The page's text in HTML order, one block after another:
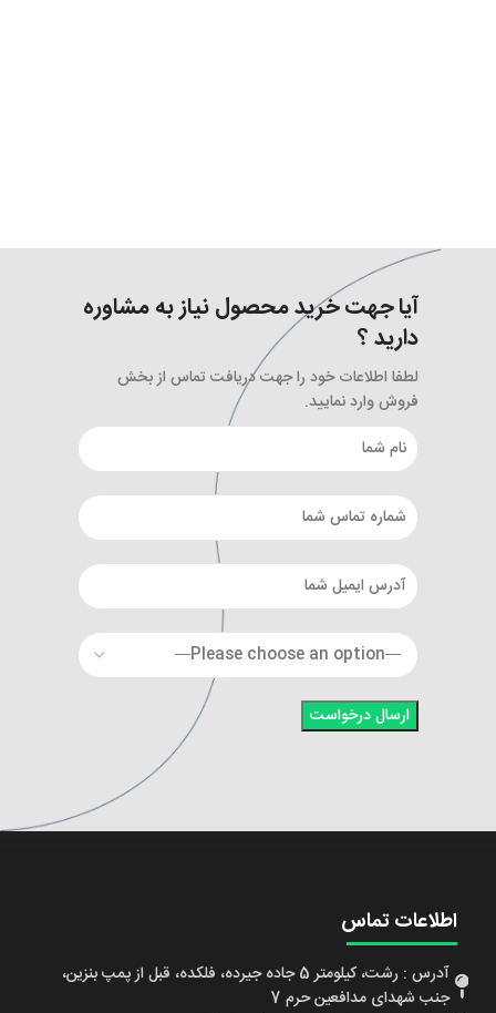
آیا جهت خرید محصول نیاز به مشاوره
دارید ؟
لطفا اطلاعات خود را جهت دریافت تماس از بخش
فروش وارد نمایید.
اطلاعات تماس
آدرس : رشت، کیلومتر 5 جاده جیرده، فلکده، قبل از پمپ بنزین،
جنب شهدای مدافعین حرم 7